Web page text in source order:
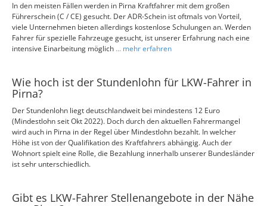
In den meisten Fällen werden in Pirna Kraftfahrer mit dem großen
Führerschein (C / CE) gesucht. Der ADR-Schein ist oftmals von Vorteil,
viele Unternehmen bieten allerdings kostenlose Schulungen an. Werden
Fahrer für spezielle Fahrzeuge gesucht, ist unserer Erfahrung nach eine
intensive Einarbeitung möglich ... mehr erfahren
Wie hoch ist der Stundenlohn für LKW-Fahrer in
Pirna?
Der Stundenlohn liegt deutschlandweit bei mindestens 12 Euro
(Mindestlohn seit Okt 2022). Doch durch den aktuellen Fahrermangel
wird auch in Pirna in der Regel über Mindestlohn bezahlt. In welcher
Höhe ist von der Qualifikation des Kraftfahrers abhängig. Auch der
Wohnort spielt eine Rolle, die Bezahlung innerhalb unserer Bundesländer
ist sehr unterschiedlich.
Gibt es LKW-Fahrer Stellenangebote in der Nähe